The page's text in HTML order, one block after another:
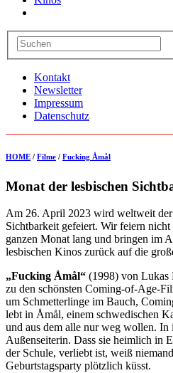
Kontakt
Newsletter
Impressum
Datenschutz
HOME / Filme / Fucking Åmål
Monat der lesbischen
Am 26. April 2023 wird weltweit der
Sichtbarkeit gefeiert. Wir feiern nicht
ganzen Monat lang und bringen im
lesbischen Kinos zurück auf die
„Fucking Åmål“ (1998) von Lukas
zu den schönsten Coming-of-Age-
um Schmetterlinge im Bauch,
lebt in Åmål, einem schwedischen
und aus dem alle nur weg wollen. In
Außenseiterin. Dass sie heimlich in
der Schule, verliebt ist, weiß
Geburtstagsparty plötzlich küsst.